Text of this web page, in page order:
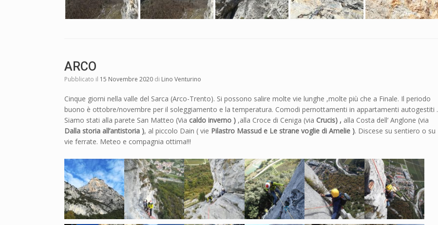
ARCO
Pubblicato il 15 Novembre 2020 di Lino Venturino
Cinque giorni nella valle del Sarca (Arco-Trento). Si possono salire molte vie lunghe ,molte più che a Finale. Il periodo
buono è ottobre/novembre per il soleggiamento e la temperatura. Comodi pernottamenti in appartamenti autogestiti .
Siamo stati alla parete San Matteo (Via caldo inverno ) ,alla Croce di Ceniga (via Crucis) , alla Costa dell’ Anglone (via
Dalla storia all’antistoria ), al piccolo Dain ( vie Pilastro Massud e Le strane voglie di Amelie ). Discese su sentiero o su
vie ferrate. Meteo e compagnia ottima!!!